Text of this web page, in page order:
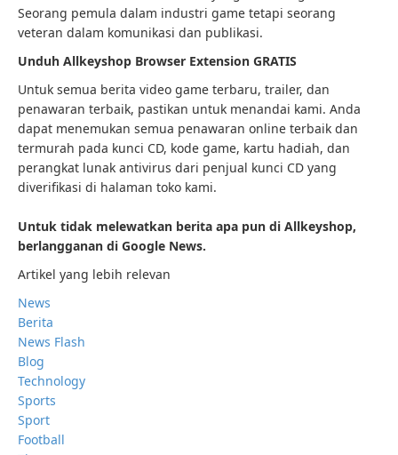
Seorang pemula dalam industri game tetapi seorang
veteran dalam komunikasi dan publikasi.
Unduh Allkeyshop Browser Extension GRATIS
Untuk semua berita video game terbaru, trailer, dan
penawaran terbaik, pastikan untuk menandai kami. Anda
dapat menemukan semua penawaran online terbaik dan
termurah pada kunci CD, kode game, kartu hadiah, dan
perangkat lunak antivirus dari penjual kunci CD yang
diverifikasi di halaman toko kami.
Untuk tidak melewatkan berita apa pun di Allkeyshop,
berlangganan di Google News.
Artikel yang lebih relevan
News
Berita
News Flash
Blog
Technology
Sports
Sport
Football